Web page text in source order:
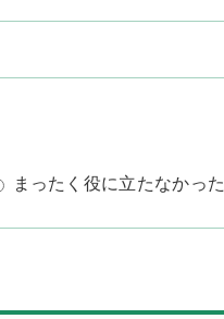
まったく役に立たなかった